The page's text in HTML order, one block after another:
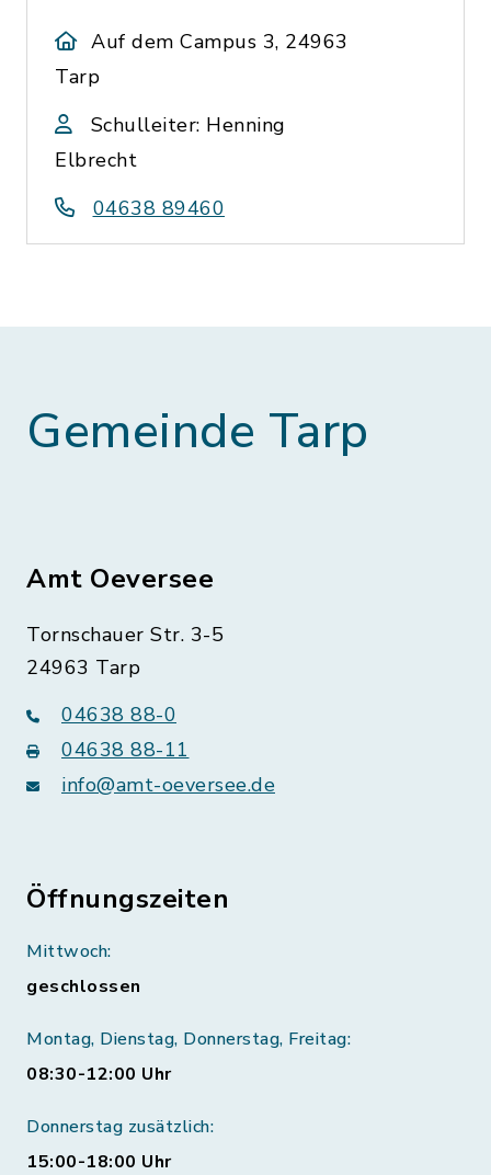
Auf dem Campus 3, 24963
Tarp
Schulleiter: Henning
Elbrecht
04638 89460
Gemeinde Tarp
Amt Oeversee
Tornschauer Str. 3-5
24963 Tarp
04638 88-0
04638 88-11
info@amt-oeversee.de
Öffnungszeiten
Mittwoch:
geschlossen
Montag, Dienstag, Donnerstag, Freitag:
08:30-12:00 Uhr
Donnerstag zusätzlich:
15:00-18:00 Uhr